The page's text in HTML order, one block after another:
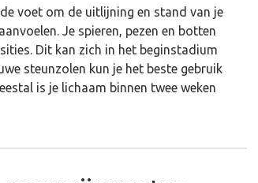
voet om de uitlijning en stand van je
Je spieren, pezen en botten
Dit kan zich in het beginstadium
steunzolen kun je het beste gebruik
is je lichaam binnen twee weken